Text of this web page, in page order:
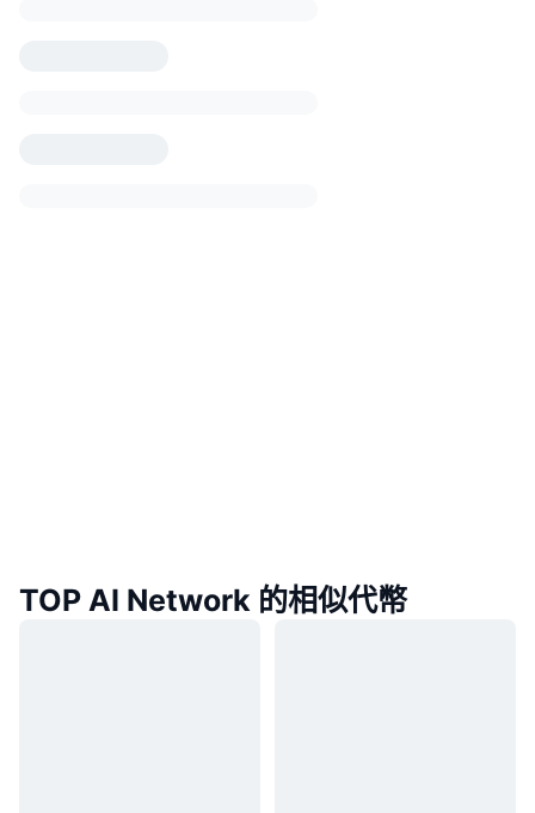
TOP AI Network 的相似代幣